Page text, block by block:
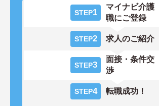
STEP1
マイナビ介護
職にご登録
STEP2 求人のご紹介
STEP3
面接・条件交
渉
STEP4 転職成功！